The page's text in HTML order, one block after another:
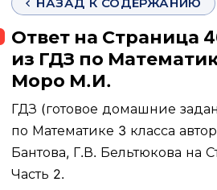
Ответ на Страница
из ГДЗ по
Моро М.И.
ГДЗ (готовое домашние
по Математике 3 класса
Бантова, Г.В. Бельтюкова на
Часть 2.